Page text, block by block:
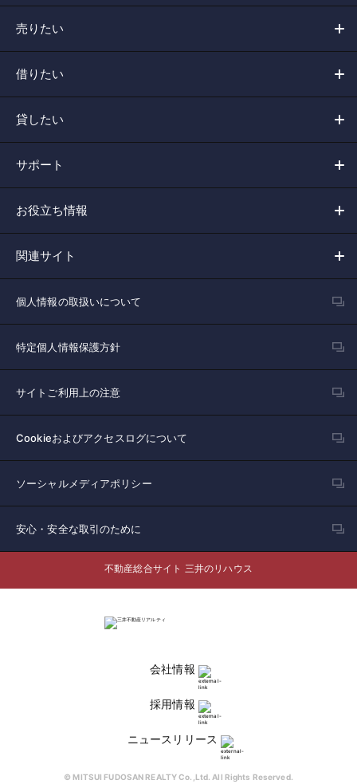
売りたい
借りたい
貸したい
サポート
お役立ち情報
関連サイト
個人情報の取扱いについて
特定個人情報保護方針
サイトご利用上の注意
Cookieおよびアクセスログについて
ソーシャルメディアポリシー
安心・安全な取引のために
不動産総合サイト 三井のリハウス
会社情報
採用情報
ニュースリリース
© MITSUI FUDOSAN REALTY Co.,Ltd. All Rights Reserved.